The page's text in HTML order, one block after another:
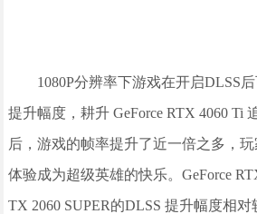
1080P分辨率下游戏在开启DLSS
提升幅度，耕升 GeForce RTX 4060 Ti
后，游戏的帧率提升了近一倍之多，
体验成为超级英雄的快乐。GeForce
TX 2060 SUPER的DLSS 提升幅度相